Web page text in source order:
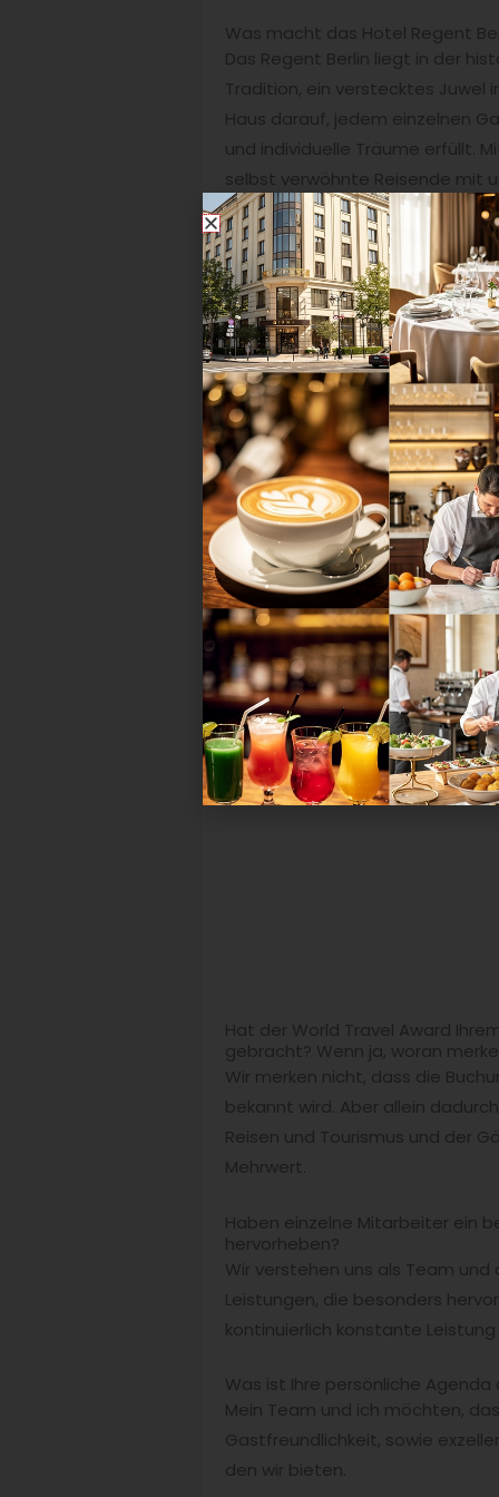
Was macht das Hotel Regent
Das Regent Berlin liegt in der
Tradition, ein verstecktes Juwel
Haus darauf, jedem einzelnen
und individuelle Träume erfüllt.
selbst verwöhnte Reisende mit
erträumt haben, und ihnen
dadurch setzen wir uns von den
Hat der World Travel Award
gebracht? Wenn ja, woran
Wir merken nicht, dass die
bekannt wird. Aber allein
Reisen und Tourismus und der
Mehrwert.
Haben einzelne Mitarbeiter ein
hervorheben?
Wir verstehen uns als Team
Leistungen, die besonders
kontinuierlich konstante
Was ist Ihre persönliche
Mein Team und ich möchten,
Gastfreundlichkeit, sowie
den wir bieten.